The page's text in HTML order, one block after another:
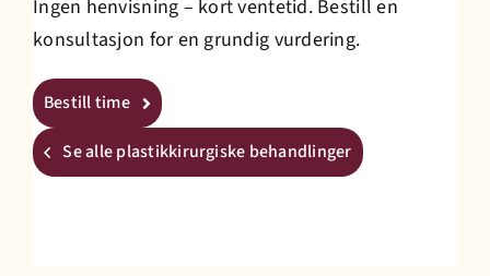
Ingen henvisning – kort ventetid. Bestill en
konsultasjon for en grundig vurdering.
Bestill time
Se alle plastikkirurgiske behandlinger